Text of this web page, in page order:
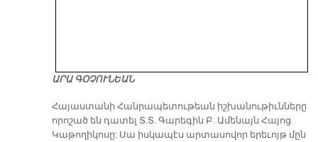
ԱՐԱ ԳՕՉՈՒՆԵԱՆ
​Հայաստանի Հանրապետութեան իշխանութիւնները
որոշած են դատել Տ.Տ. Գարեգին Բ. Ամենայն Հայոց
Կաթողիկոսը: Սա իսկապէս արտասովոր երեւոյթ մըն